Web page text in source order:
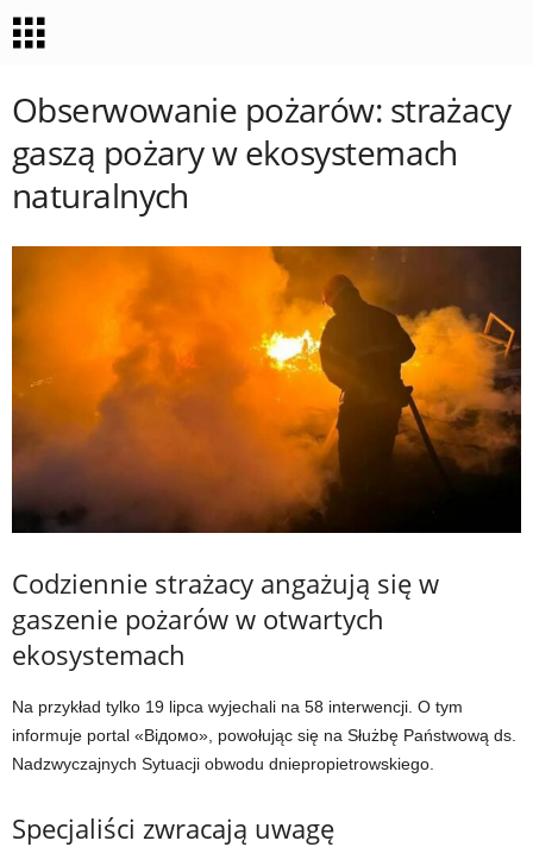
Obserwowanie pożarów: strażacy
gaszą pożary w ekosystemach
naturalnych
Codziennie strażacy angażują się w
gaszenie pożarów w otwartych
ekosystemach
Na przykład tylko 19 lipca wyjechali na 58 interwencji. O tym
informuje portal «Відомо», powołując się na Służbę Państwową ds.
Nadzwyczajnych Sytuacji obwodu dniepropietrowskiego.
Specjaliści zwracają uwagę